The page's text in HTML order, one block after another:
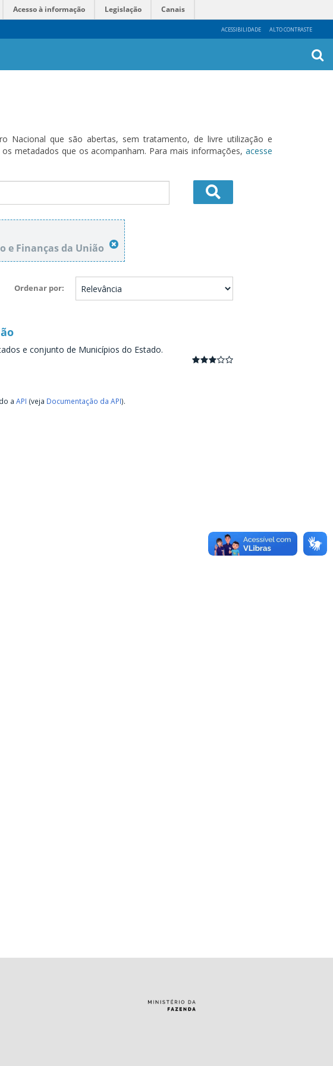
ACESSIBILIDADE ALTO CONTRASTE
Acesso à informação Legislação Canais
Nacional que são abertas, sem tratamento, de livre utilização e
metadados que os acompanham. Para mais informações, acesse
e Finanças da União
Ordenar por
e conjunto de Municípios do Estado.
aAPI (veja Documentação da API).